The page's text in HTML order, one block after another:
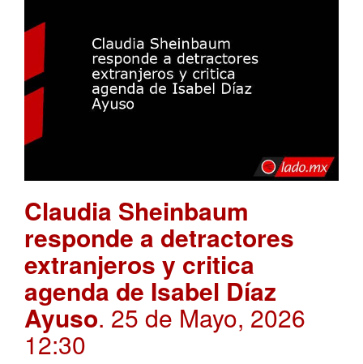
Claudia Sheinbaum
responde a detractores
extranjeros y critica
agenda de Isabel Díaz
Ayuso. 25 de Mayo, 2026
12:30